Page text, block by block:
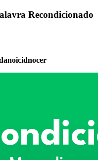
Recondicionado